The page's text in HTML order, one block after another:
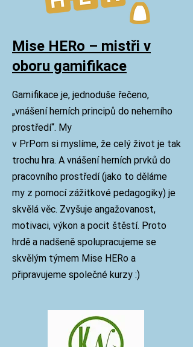
Mise HERo – mistři v
oboru gamifikace
Gamifikace je, jednoduše řečeno,
„vnášení herních principů do neherního
prostředí“. My
v PrPom si myslíme, že celý život je tak
trochu hra. A vnášení herních prvků do
pracovního prostředí (jako to děláme
my z pomocí zážitkové pedagogiky) je
skvělá věc. Zvyšuje angažovanost,
motivaci, výkon a pocit štěstí. Proto
hrdě a nadšeně spolupracujeme se
skvělým týmem Mise HERo a
připravujeme společné kurzy :)